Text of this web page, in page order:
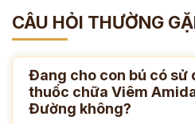
CÂU HỎI THƯỜNG
Đang cho con bú có sử
thuốc chữa Viêm
Đường không?